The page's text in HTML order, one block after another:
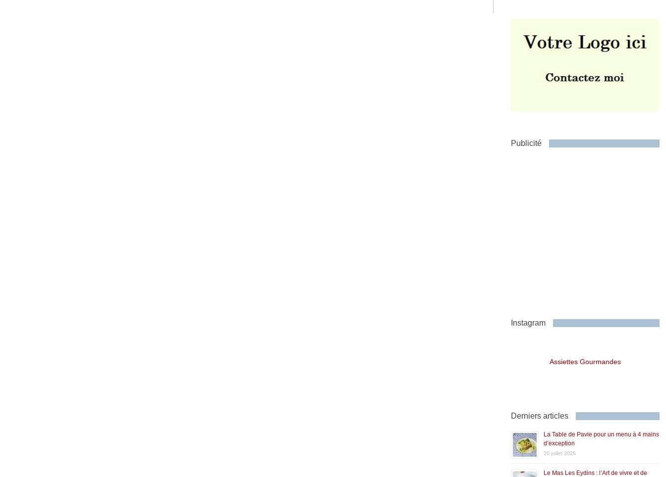
Publicité
Instagram
Assiettes Gourmandes
Derniers articles
La Table de Pavie pour un menu à 4 mains
d’exception
20 juillet 2026
Le Mas Les Eydins : l’Art de vivre et de